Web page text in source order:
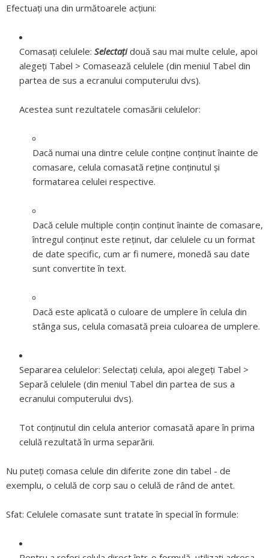
Efectuați una din următoarele acțiuni:
Comasaţi celulele: Selectațidouă sau mai multe celule, apoi
alegeți Tabel > Comasează celulele (din meniul Tabel din
partea de sus a ecranului computerului dvs).
Acestea sunt rezultatele comasării celulelor:
Dacă numai una dintre celule conține conținut înainte de
comasare, celula comasată reține conținutul și
formatarea celulei respective.
Dacă celule multiple conțin conţinut înainte de comasare,
întregul conţinut este reţinut, dar celulele cu un format
de date specific, cum ar fi numere, monedă sau date
sunt convertite în text.
Dacă este aplicată o culoare de umplere în celula din
stânga sus, celula comasată preia culoarea de umplere.
Separarea celulelor: Selectați celula, apoi alegeți Tabel >
Separă celulele (din meniul Tabel din partea de sus a
ecranului computerului dvs).
Tot conținutul din celula anterior comasată apare în prima
celulă rezultată în urma separării.
Nu puteţi comasa celule din diferite zone din tabel - de
exemplu, o celulă de corp sau o celulă de rând de antet.
Sfat: Celulele comasate sunt tratate în special în formule: